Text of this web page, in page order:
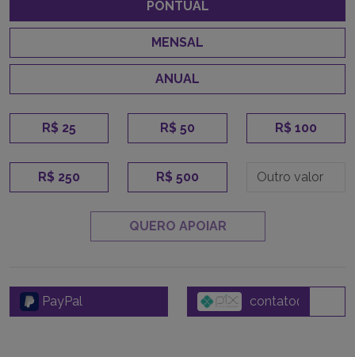
PONTUAL
MENSAL
ANUAL
R$ 25 R$ 50 R$ 100
R$ 250 R$ 500
QUERO APOIAR
PayPal